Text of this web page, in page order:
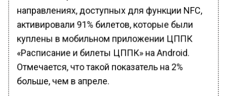
направлениях, доступных для функции NFC,
активировали 91% билетов, которые были
куплены в мобильном приложении ЦППК
«Расписание и билеты ЦППК» на Android.
Отмечается, что такой показатель на 2%
больше, чем в апреле.